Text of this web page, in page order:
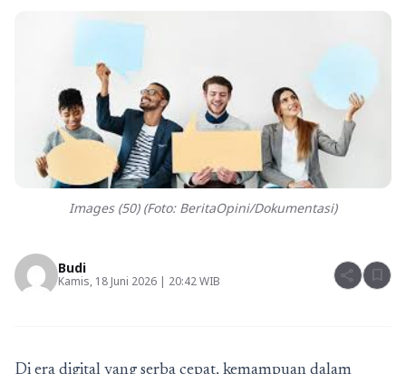
Images (50) (Foto: BeritaOpini/Dokumentasi)
Budi
Kamis, 18 Juni 2026 | 20:42 WIB share bookmark
Di era digital yang serba cepat, kemampuan dalam